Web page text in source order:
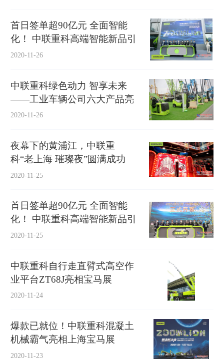
首日签单超90亿元 全面智能
化！ 中联重科高端智能新品引
爆上海宝马展
2020-11-26
中联重科绿色动力 智享未来
——工业车辆公司六大产品亮
相宝马展
2020-11-26
夜幕下的黄浦江，中联重
科“老上海 璀璨夜”圆满成功
2020-11-25
首日签单超90亿元 全面智能
化！ 中联重科高端智能新品引
爆上海宝马展
2020-11-25
中联重科自行走直臂式高空作
业平台ZT68J亮相宝马展
2020-11-24
爆款已就位！中联重科混凝土
机械霸气亮相上海宝马展
2020-11-23